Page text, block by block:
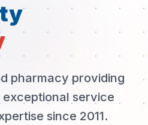
pharmacy providing
service
since 2011.